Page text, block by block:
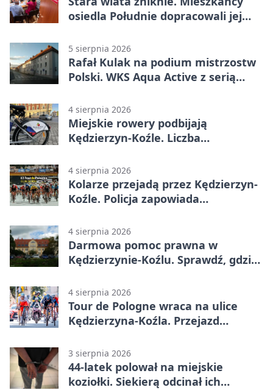
osiedla Południe dopracowali jej
5 sierpnia 2026
Rafał Kulak na podium mistrzostw
Polski. WKS Aqua Active z serią
4 sierpnia 2026
Miejskie rowery podbijają
Kędzierzyn-Koźle. Liczba
4 sierpnia 2026
Kolarze przejadą przez Kędzierzyn-
Koźle. Policja zapowiada
4 sierpnia 2026
Darmowa pomoc prawna w
Kędzierzynie-Koźlu. Sprawdź, gdzie
4 sierpnia 2026
Tour de Pologne wraca na ulice
Kędzierzyna-Koźla. Przejazd
3 sierpnia 2026
44-latek polował na miejskie
koziołki. Siekierą odcinał ich